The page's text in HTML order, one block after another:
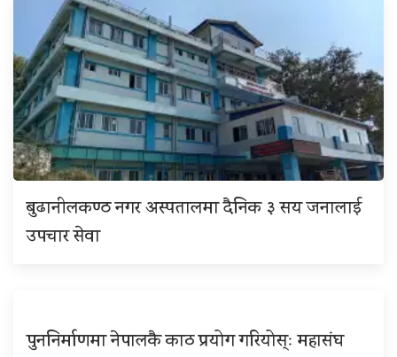
बुढानीलकण्ठ नगर अस्पतालमा दैनिक ३ सय जनालाई
उपचार सेवा
पुननिर्माणमा नेपालकै काठ प्रयोग गरियोस्ः महासंघ